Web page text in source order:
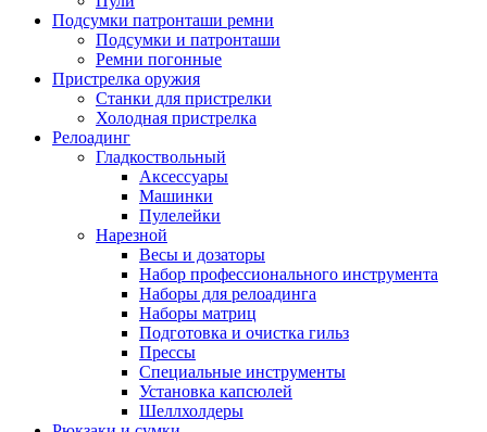
Подсумки патронташи ремни
Подсумки и патронташи
Ремни погонные
Пристрелка оружия
Станки для пристрелки
Холодная пристрелка
Релоадинг
Гладкоствольный
Аксессуары
Машинки
Пулелейки
Нарезной
Весы и дозаторы
Набор профессионального инструмента
Наборы для релоадинга
Наборы матриц
Подготовка и очистка гильз
Прессы
Специальные инструменты
Установка капсюлей
Шеллхолдеры